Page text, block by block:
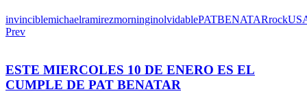
invinciblemichaelramirezmorninginolvidablePATBENATARrock
Prev
ESTE MIERCOLES 10 DE ENERO ES EL
CUMPLE DE PAT BENATAR